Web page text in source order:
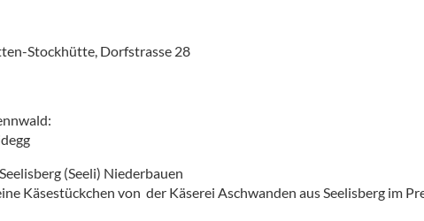
Stockhütte, Dorfstrasse 28
(Seeli) Niederbauen
Käsestückchen von der Käserei Aschwanden aus Seelisberg im